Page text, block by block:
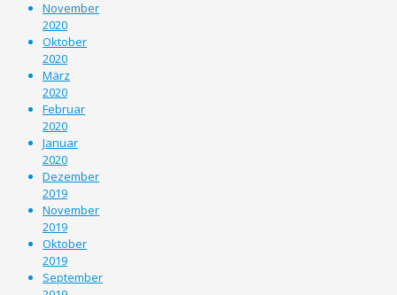
November
2020
Oktober
2020
März
2020
Februar
2020
Januar
2020
Dezember
2019
November
2019
Oktober
2019
September